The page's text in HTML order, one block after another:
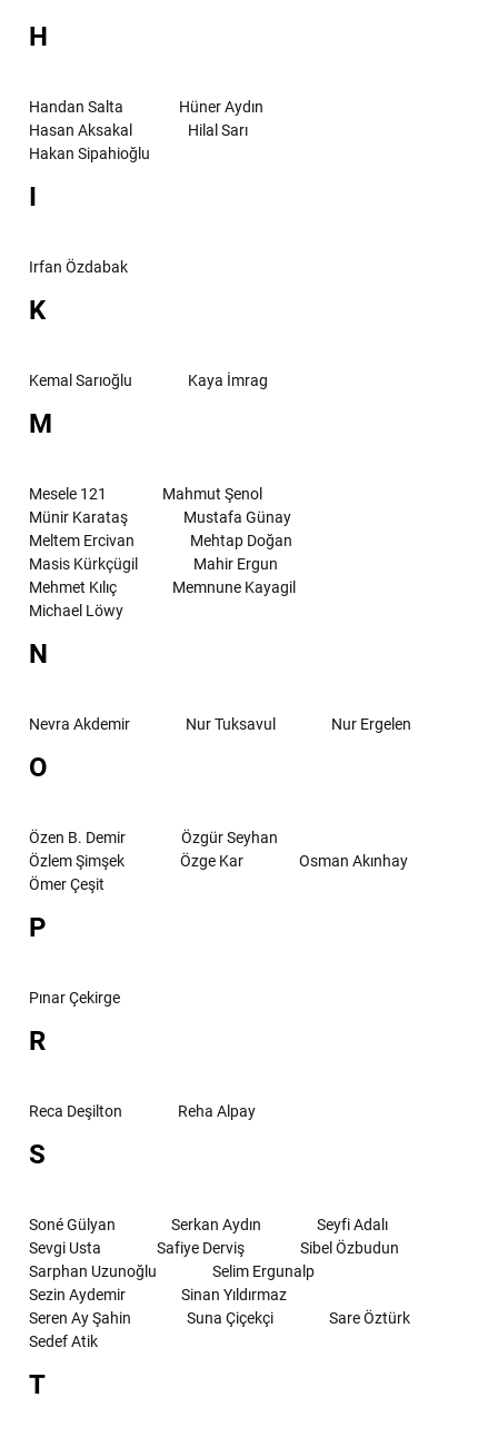
H
Handan Salta
Hüner Aydın
Hasan Aksakal
Hilal Sarı
Hakan Sipahioğlu
I
Irfan Özdabak
K
Kemal Sarıoğlu Kaya İmrag
M
Mesele 121
Mahmut Şenol
Münir Karataş
Mustafa Günay
Meltem Ercivan
Mehtap Doğan
Masis Kürkçügil
Mahir Ergun
Mehmet Kılıç
Memnune Kayagil
Michael Löwy
N
Nevra Akdemir Nur Tuksavul Nur Ergelen
O
Özen B. Demir
Özgür Seyhan
Özlem Şimşek
Özge Kar
Osman Akınhay
Ömer Çeşit
P
Pınar Çekirge
R
Reca Deşilton Reha Alpay
S
Soné Gülyan Serkan Aydın
Seyfi Adalı
Sevgi Usta
Safiye Derviş
Sibel Özbudun
Sarphan Uzunoğlu
Selim Ergunalp
Sezin Aydemir
Sinan Yıldırmaz
Seren Ay Şahin
Suna Çiçekçi
Sare Öztürk
Sedef Atik
T